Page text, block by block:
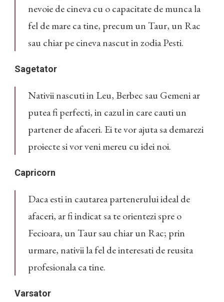
nevoie de cineva cu o capacitate de munca la
fel de mare ca tine, precum un Taur, un Rac
sau chiar pe cineva nascut in zodia Pesti.
Sagetator
Nativii nascuti in Leu, Berbec sau Gemeni ar
putea fi perfecti, in cazul in care cauti un
partener de afaceri. Ei te vor ajuta sa demarezi
proiecte si vor veni mereu cu idei noi.
Capricorn
Daca esti in cautarea partenerului ideal de
afaceri, ar fi indicat sa te orientezi spre o
Fecioara, un Taur sau chiar un Rac; prin
urmare, nativii la fel de interesati de reusita
profesionala ca tine.
Varsator